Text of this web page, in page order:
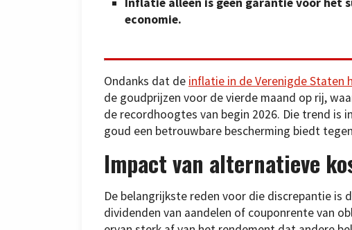
economie.
Ondanks dat de inflatie in de Verenigde Staten
de goudprijzen voor de vierde maand op rij,
de recordhoogtes van begin 2026. Die trend
goud een betrouwbare bescherming biedt
Impact van alternatieve
De belangrijkste reden voor die discrepantie is
dividenden van aandelen of couponrente van